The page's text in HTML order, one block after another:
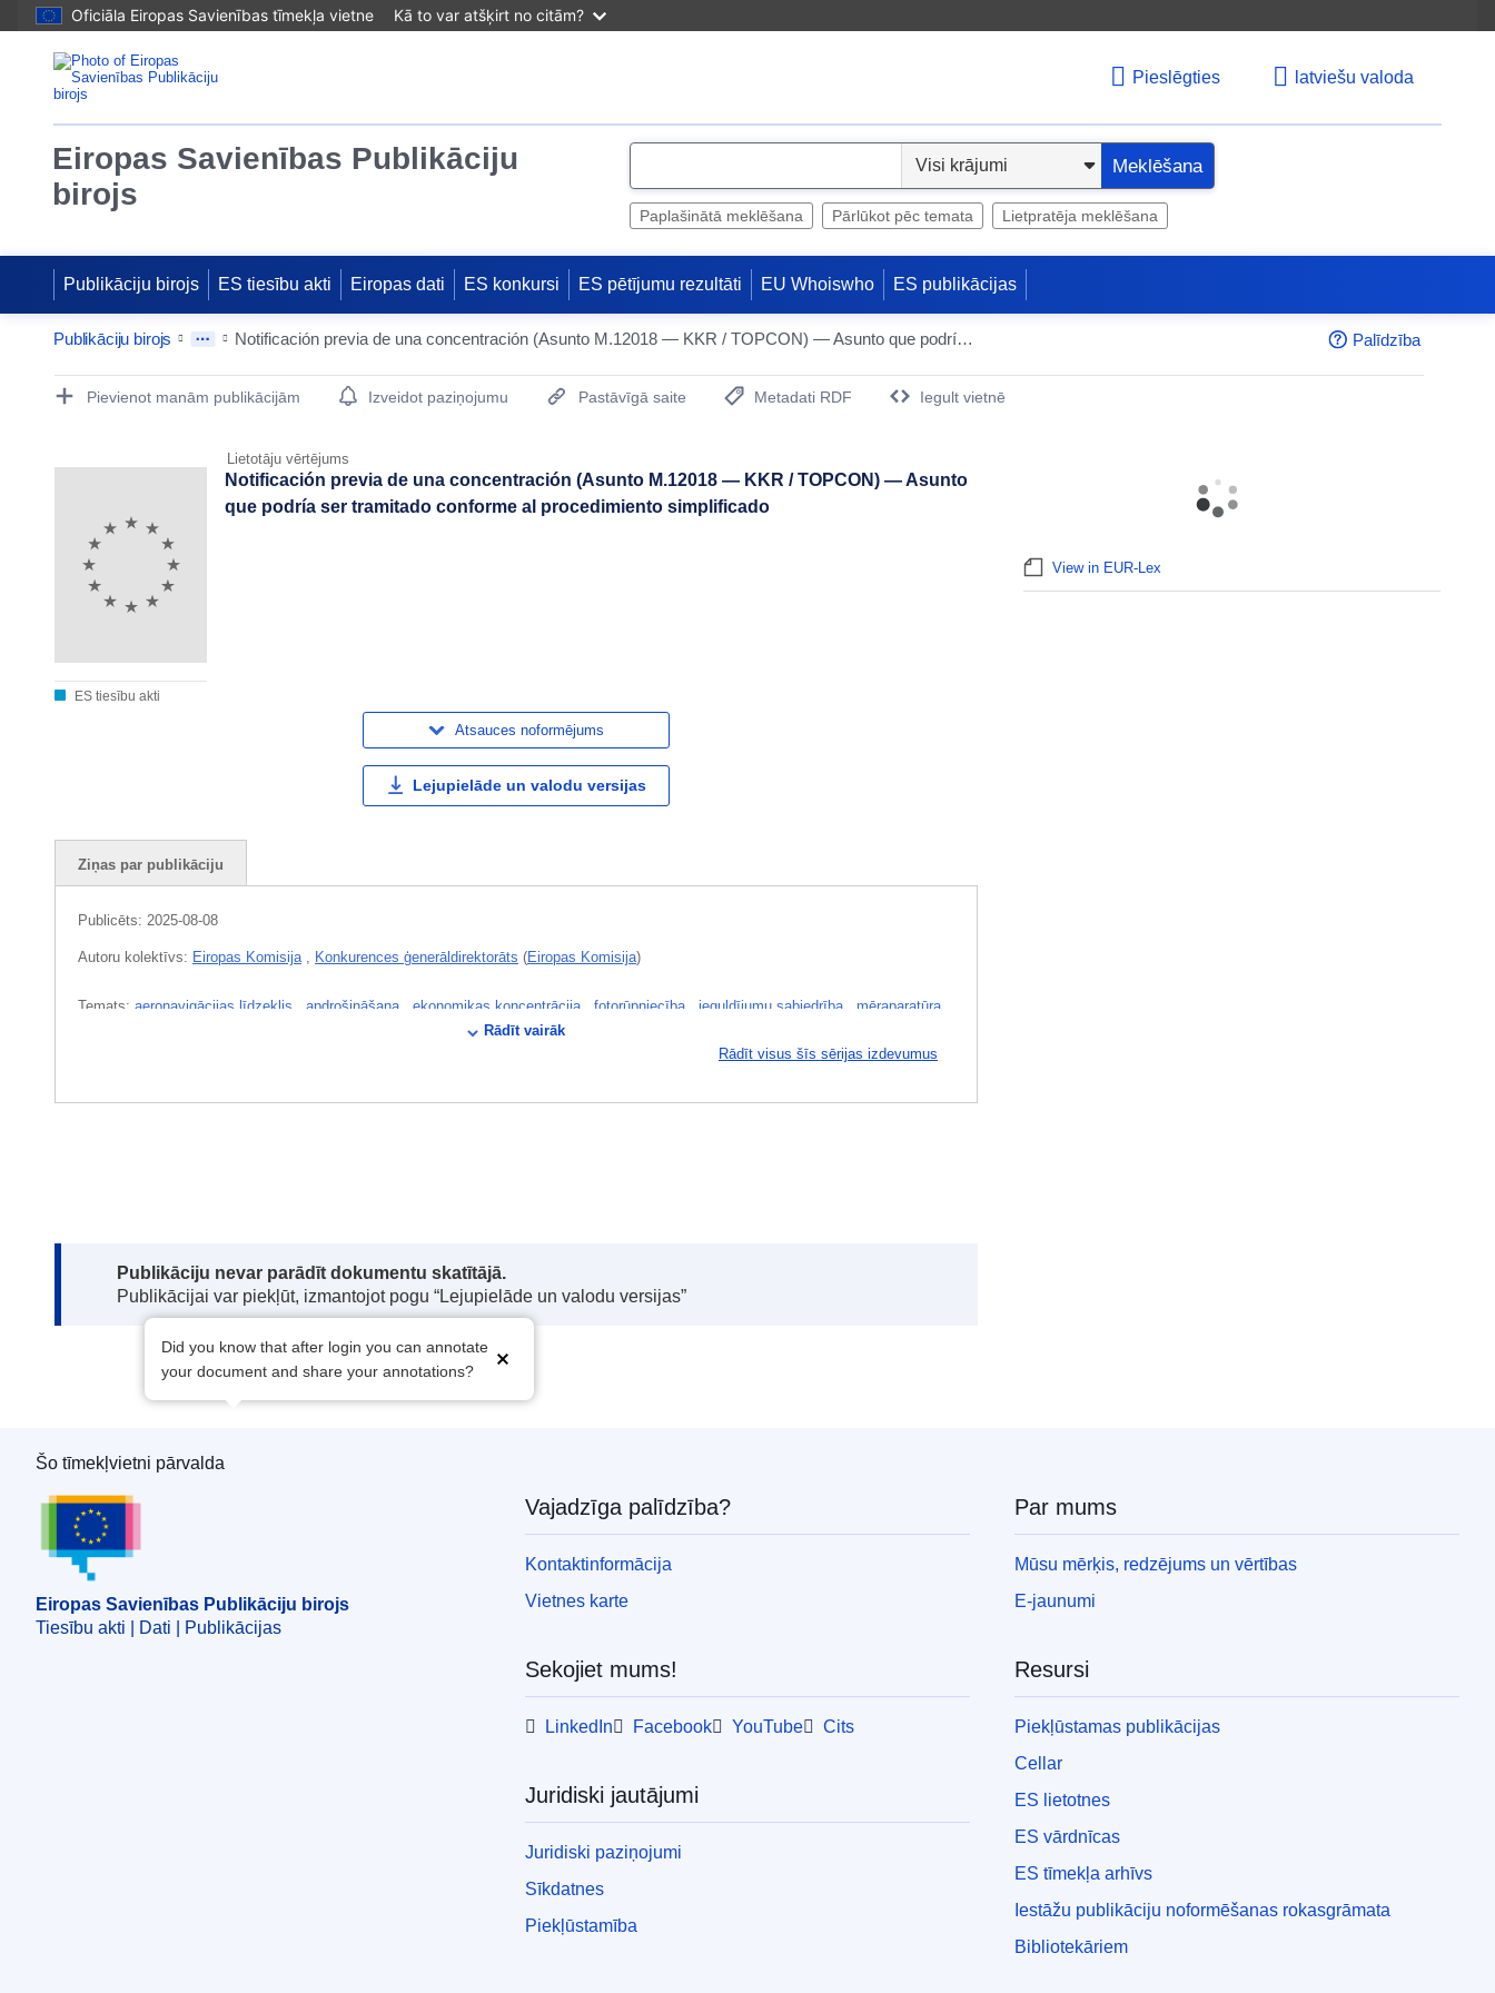
Oficiāla Eiropas Savienības tīmekļa vietne Kā to var atšķirt no citām?
Pieslēgties latviešu valoda
Eiropas Savienības Publikāciju
birojs
e
Meklēšana
Paplašinātā meklēšana Pārlūkot pēc temata Lietpratēja meklēšana
Publikāciju birojs ES tiesību akti Eiropas dati ES konkursi ES pētījumu rezultāti EU Whoiswho ES publikācijas
Publikāciju birojs Notificación previa de una concentración (Asunto M.12018 — KKR / TOPCON) — Asunto que podría ser tramitado conforme al procedimiento simplificado Palīdzība
Publication Detail Actions Portlet
Pievienot manām publikācijām Izveidot paziņojumu Pastāvīgā saite
Metadati RDF
Iegult vietnē
Lietotāju vērtējums
ES tiesību akti
Notificación previa de una concentración (Asunto M.12018 — KKR / TOPCON) — Asunto
que podría ser tramitado conforme al procedimiento simplificado
Atsauces noformējums
Lejupielāde un valodu versijas
Ziņas par publikāciju
Publicēts: 2025-08-08
Autoru kolektīvs: Eiropas Komisija , Konkurences ģenerāldirektorāts (Eiropas Komisija)
Temats: aeronavigācijas līdzeklis apdrošināšana ekonomikas koncentrācija fotorūpniecība ieguldījumu sabiedrība mēraparatūra
uzņēmumu apvienošanās kontrole
ELI :C/2025/4510/oj
1977-0928
ISBN DOI
FXC2504510ES
Rādīt vairāk
Rādīt visus šīs sērijas izdevumus
Note:
Publikāciju nevar parādīt dokumentu skatītājā.
Publikācijai var piekļūt, izmantojot pogu “Lejupielāde un valodu versijas”
Did you know that after login you can annotate
your document and share your annotations?
View in EUR-Lex
Eiropas Savienības Publikāciju birojs
Šo tīmekļvietni pārvalda
Eiropas Savienības Publikāciju birojs
Tiesību akti | Dati | Publikācijas
Vajadzīga palīdzība?
Kontaktinformācija
Vietnes karte
Sekojiet mums!
LinkedIn Facebook YouTube Cits
Juridiski jautājumi
Juridiski paziņojumi
Sīkdatnes
Piekļūstamība
Par mums
Mūsu mērķis, redzējums un vērtības
E-jaunumi
Resursi
Piekļūstamas publikācijas
Cellar
ES lietotnes
ES vārdnīcas
ES tīmekļa arhīvs
Iestāžu publikāciju noformēšanas rokasgrāmata
Bibliotekāriem